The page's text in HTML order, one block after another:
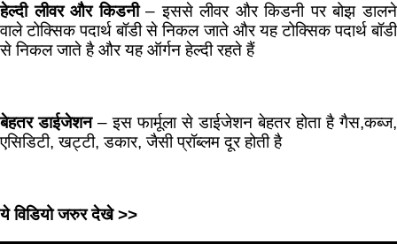
हेल्दी लीवर और किडनी– इससे लीवर और किडनी पर बोझ डालने
वाले टोक्सिक पदार्थ बॉडी से निकल जाते और यह टोक्सिक पदार्थ बॉडी
से निकल जाते है और यह ऑर्गन हेल्दी रहते हैं
बेहतर डाईजेशन– इस फार्मूला से डाईजेशन बेहतर होता है गैस,कब्ज,
एसिडिटी, खट्टी, डकार, जैसी प्रॉब्लम दूर होती है
ये विडियो जरुर देखे >>